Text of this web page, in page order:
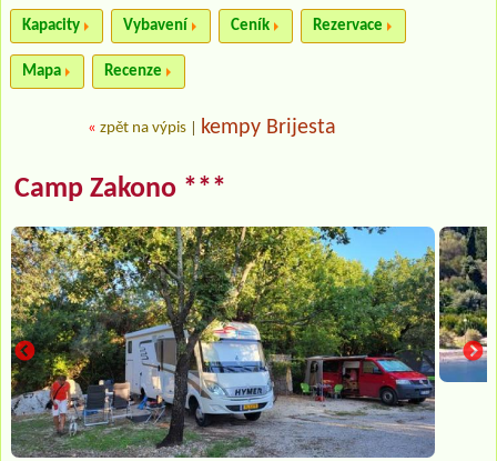
Kapacity Vybavení Ceník Rezervace
Mapa Recenze
« zpět na výpis kempy Brijesta
Camp Zakono ***